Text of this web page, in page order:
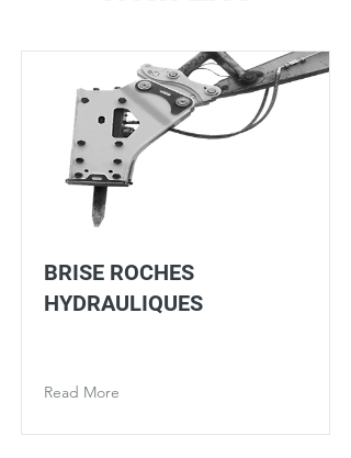
BRISE ROCHES
HYDRAULIQUES
Read More